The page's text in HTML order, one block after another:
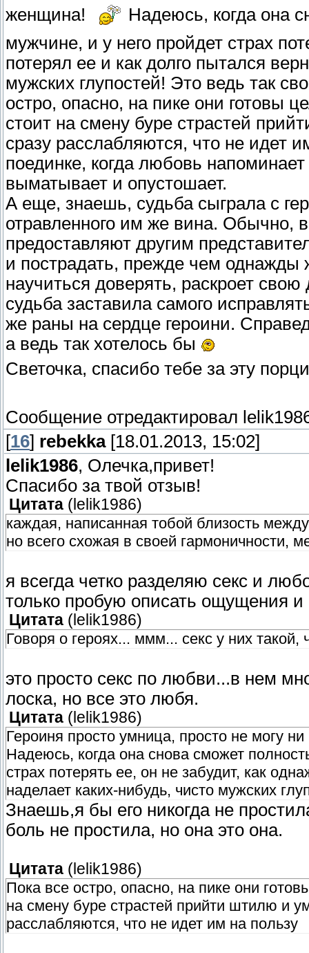
женщина!
Надеюсь, когда она
мужчине, и у него пройдет страх
потерял ее и как долго пытался
мужских глупостей! Это ведь так
остро, опасно, на пике они готовы
стоит на смену буре страстей
сразу расслабляются, что не идет
поединке, когда любовь
выматывает и опустошает.
А еще, знаешь, судьба сыграла с
отравленного им же вина. Обычно,
предоставляют другим
и пострадать, прежде чем однажды
научиться доверять, раскроет
судьба заставила самого
же раны на сердце героини.
а ведь так хотелось бы
Светочка, спасибо тебе за эту
Сообщение отредактировал
[16] rebekka[18.01.2013, 15:02]
lelik1986, Олечка,привет!
Спасибо за твой отзыв!
Цитата ( lelik1986)
каждая, написанная тобой близость
но всего схожая в своей гармоничности,
я всегда четко разделяю секс и
только пробую описать ощущения и
Цитата ( lelik1986)
Говоря о героях... ммм... секс у них
это просто секс по любви...в нем
лоска, но все это любя.
Цитата ( lelik1986)
Героиня просто умница, просто не могу
Надеюсь, когда она снова сможет
страх потерять ее, он не забудит, как
наделает каких-нибудь, чисто мужских
Знаешь,я бы его никогда не
боль не простила, но она это она.
Цитата ( lelik1986)
Пока все остро, опасно, на пике они
на смену буре страстей прийти штилю и
расслабляются, что не идет им на пользу